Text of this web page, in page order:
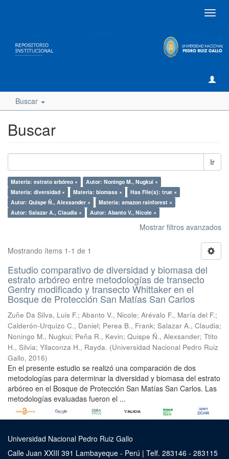
Buscar
Buscar
Ir
Materia: estrato arbóreo ×
Autor: Noningo M., Nugkui ×
Materia: diversidad ×
Materia: biomass ×
Has File(s): true ×
Autor: Quispe Ñ., Alexsander ×
Materia: amazon rainforest ×
Autor: Salazar A., Claudia ×
Autor: Abanto V., Nicole ×
Mostrar filtros avanzados
Mostrando ítems 1-1 de 1
Estudio comparativo de diversidad y biomasa del
estrato arbóreo entre metodologías de transecto
Gentry modificado y transecto Whittaker en el
Bosque de Protección San Matías San Carlos
Zuñe Da Silva, Luis F.; Abanto V., Nicole; Arévalo F., María del F.;
Calderón-Urquizo C., Daniel; Perea B., Frank; Salazar A., Claudia;
Noningo M., Nugkui; Peña R., Kevin; Quispe Ñ., Alexsander; Ttito
H., Silvia; Yllaconza H., Rayda. (Universidad Nacional Pedro Ruiz
Gallo, 2016)
En el presente estudio se realizó una comparación de dos
metodologías para determinar la diversidad y biomasa del estrato
arbóreo en el Bosque de Protección San Matías San Carlos. Las
metodologías evaluadas fueron el ...
Universidad Nacional Pedro Ruiz Gallo
Calle Juan XXIII 391 Lambayeque - Perú | Telf. 283146 - 283115